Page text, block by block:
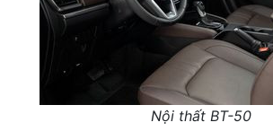
Nội thất BT-50